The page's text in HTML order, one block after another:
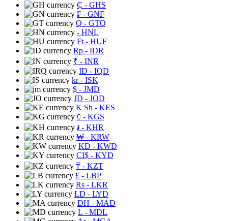
₵ - GHS
₣ - GNF
Q - GTQ
- HNL
Ft - HUF
Rp - IDR
₹ - INR
ID - IQD
kr- ISK
$ - JMD
JD - JOD
K Sh - KES
⃀ - KGS
៛ - KHR
₩ - KRW
KD - KWD
CI$ - KYD
₸ - KZT
£ - LBP
Rs - LKR
LD - LYD
DH - MAD
L - MDL